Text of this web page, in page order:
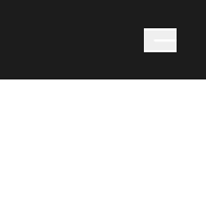
vous ?